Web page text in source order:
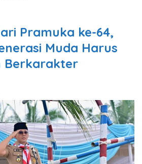
Pramuka ke-64,
Muda Harus
Berkarakter